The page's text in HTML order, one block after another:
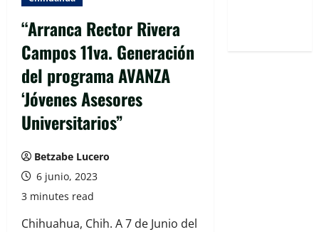
“Arranca Rector Rivera
Campos 11va. Generación
del programa AVANZA
‘Jóvenes Asesores
Universitarios”
Betzabe Lucero
6 junio, 2023
3 minutes read
Chihuahua, Chih. A 7 de Junio del